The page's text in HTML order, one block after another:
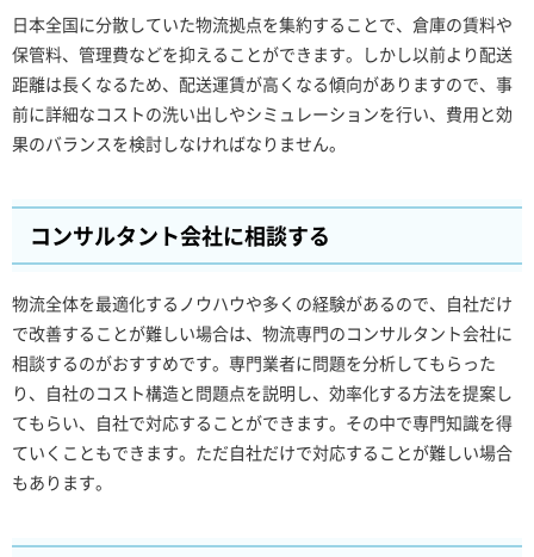
日本全国に分散していた物流拠点を集約することで、倉庫の賃料や
保管料、管理費などを抑えることができます。しかし以前より配送
距離は長くなるため、配送運賃が高くなる傾向がありますので、事
前に詳細なコストの洗い出しやシミュレーションを行い、費用と効
果のバランスを検討しなければなりません。
コンサルタント会社に相談する
物流全体を最適化するノウハウや多くの経験があるので、自社だけ
で改善することが難しい場合は、物流専門のコンサルタント会社に
相談するのがおすすめです。専門業者に問題を分析してもらった
り、自社のコスト構造と問題点を説明し、効率化する方法を提案し
てもらい、自社で対応することができます。その中で専門知識を得
ていくこともできます。ただ自社だけで対応することが難しい場合
もあります。